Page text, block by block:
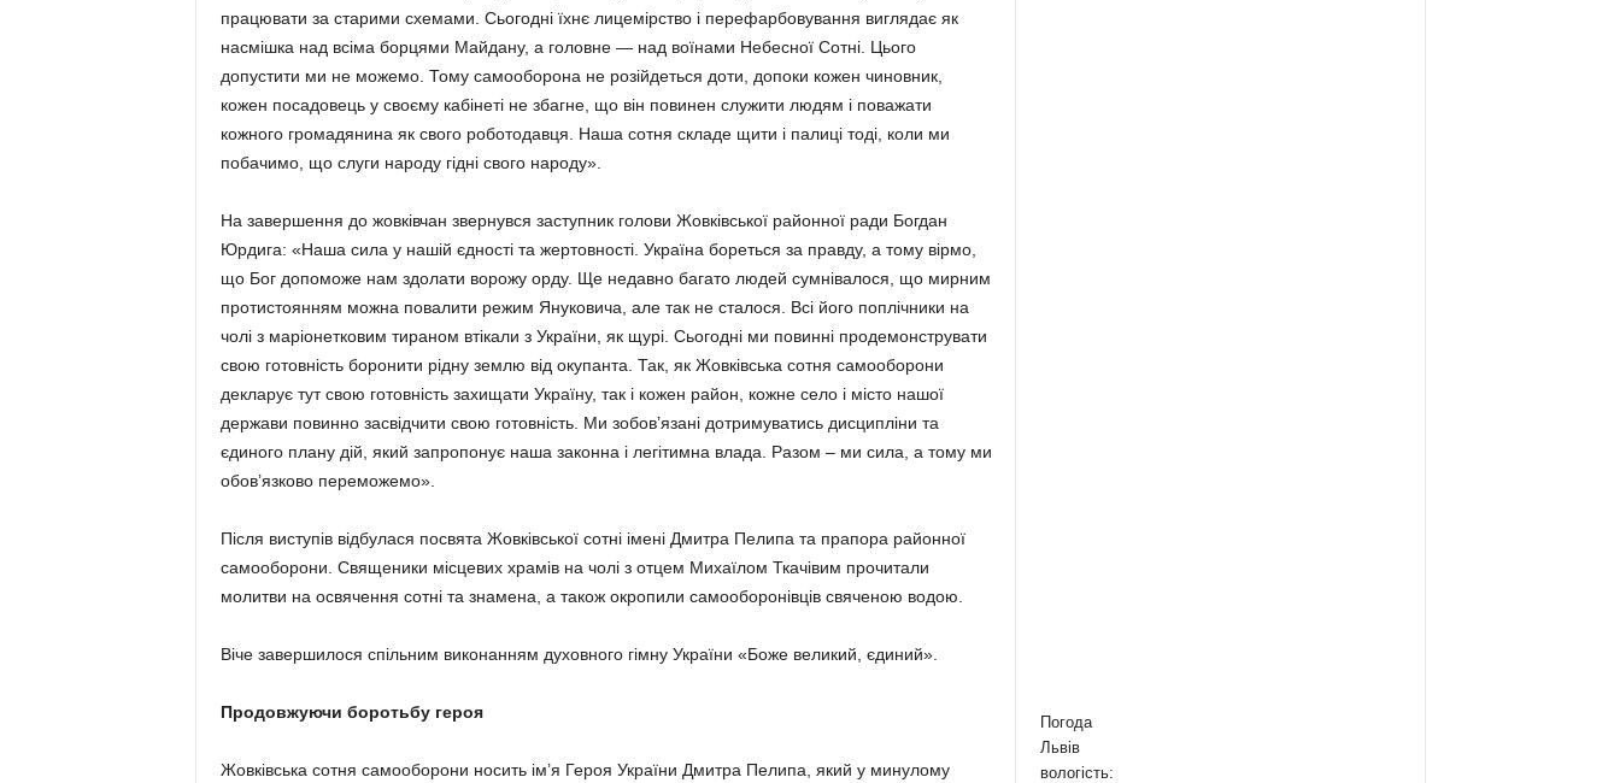
працювати за старими схемами. Сьогодні їхнє лицемірство і перефарбовування виглядає як
насмішка над всіма борцями Майдану, а головне — над воїнами Небесної Сотні. Цього
допустити ми не можемо. Тому самооборона не розійдеться доти, допоки кожен чиновник,
кожен посадовець у своєму кабінеті не збагне, що він повинен служити людям і поважати
кожного громадянина як свого роботодавця. Наша сотня складе щити і палиці тоді, коли ми
побачимо, що слуги народу гідні свого народу».
На завершення до жовківчан звернувся заступник голови Жовківської районної ради Богдан
Юрдига: «Наша сила у нашій єдності та жертовності. Україна бореться за правду, а тому вірмо,
що Бог допоможе нам здолати ворожу орду. Ще недавно багато людей сумнівалося, що мирним
протистоянням можна повалити режим Януковича, але так не сталося. Всі його поплічники на
чолі з маріонетковим тираном втікали з України, як щурі. Сьогодні ми повинні продемонструвати
свою готовність боронити рідну землю від окупанта. Так, як Жовківська сотня самооборони
декларує тут свою готовність захищати Україну, так і кожен район, кожне село і місто нашої
держави повинно засвідчити свою готовність. Ми зобов’язані дотримуватись дисципліни та
єдиного плану дій, який запропонує наша законна і легітимна влада. Разом – ми сила, а тому ми
обов’язково переможемо».
Після виступів відбулася посвята Жовківської сотні імені Дмитра Пелипа та прапора районної
самооборони. Священики місцевих храмів на чолі з отцем Михаїлом Ткачівим прочитали
молитви на освячення сотні та знамена, а також окропили самооборонівців свяченою водою.
Віче завершилося спільним виконанням духовного гімну України «Боже великий, єдиний».
Продовжуючи боротьбу героя
Жовківська сотня самооборони носить ім’я Героя України Дмитра Пелипа, який у минулому
Погода
Львів
вологість: